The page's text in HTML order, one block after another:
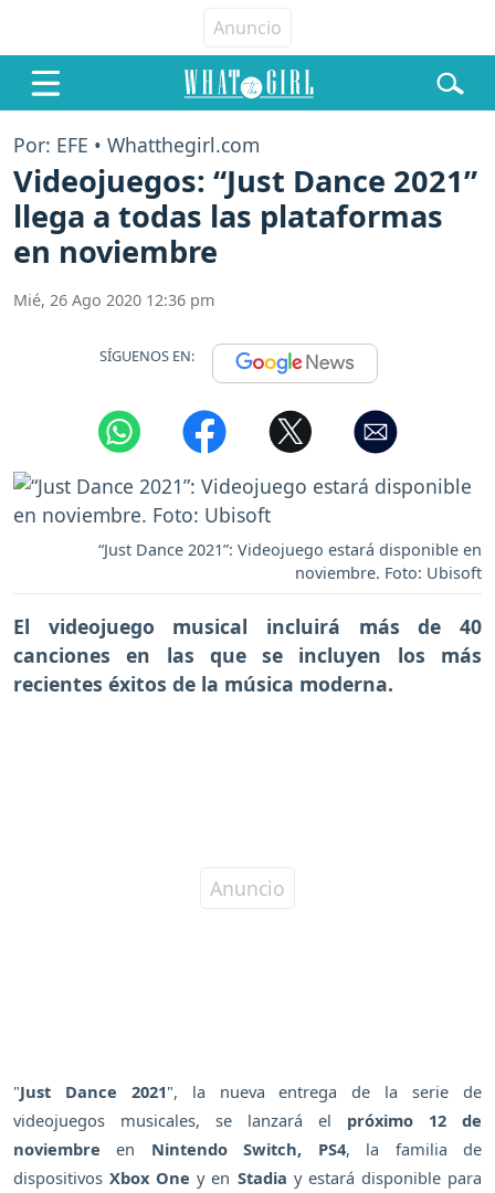
Por: EFE • Whatthegirl.com
Videojuegos: “Just Dance 2021”
llega a todas las plataformas
en noviembre
Mié, 26 Ago 2020 12:36 pm
SÍGUENOS EN:
“Just Dance 2021”: Videojuego estará disponible en
noviembre. Foto: Ubisoft
El videojuego musical incluirá más de 40
canciones en las que se incluyen los más
recientes éxitos de la música moderna.
"Just Dance 2021", la nueva entrega de la serie de
videojuegos musicales, se lanzará el próximo
12 de
noviembre en Nintendo Switch, PS4, la familia de
dispositivosXbox One y en Stadia y estará disponible para